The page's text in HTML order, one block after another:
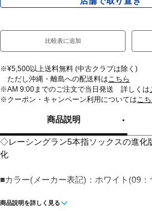
比較表に追加
※¥5,500以上送料無料 (中古クラブは除く)
ただし沖縄・離島への配送料はこちら
※AM 9:00までのご注文で当日発送 詳しくは
※クーポン・キャンペーン利用についてはこ
商品説明
◇レーシングラン5本指ソックスの進化
化
■カラー(メーカー表記)：ホワイト(09：
■素材：ナイロン ポリエステル 綿 再生
商品説明を詳しく見る